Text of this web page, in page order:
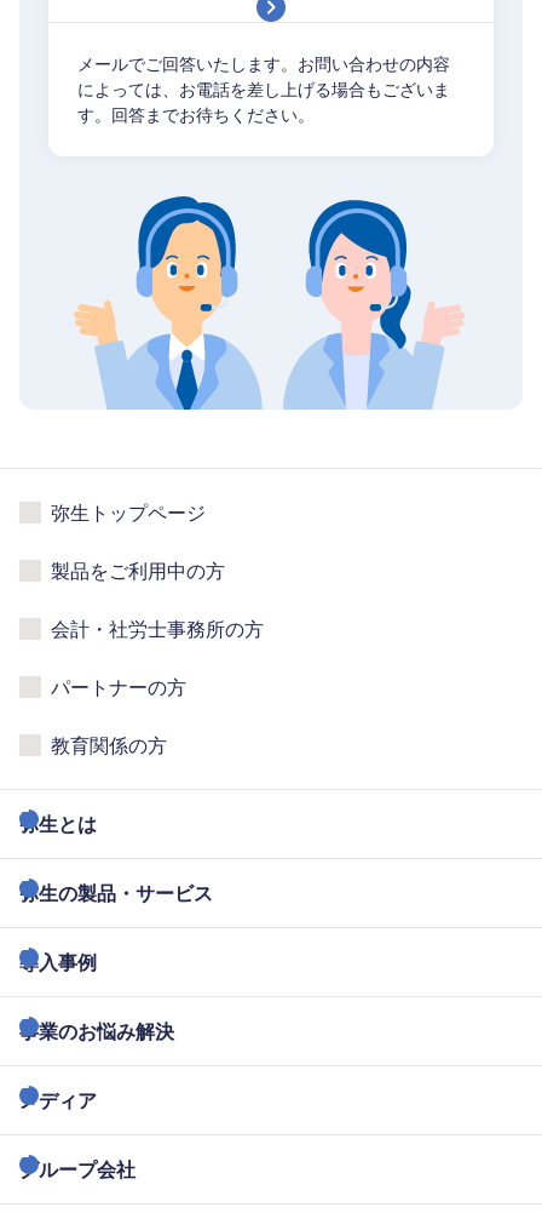
メールでご回答いたします。お問い合わせの内容
によっては、お電話を差し上げる場合もございま
す。回答までお待ちください。
弥生トップページ
製品をご利用中の方
会計・社労士事務所の方
パートナーの方
教育関係の方
弥生とは
弥生の製品・サービス
導入事例
事業のお悩み解決
メディア
グループ会社